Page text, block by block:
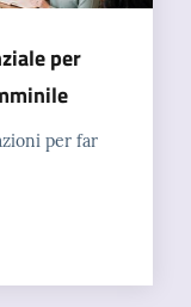
per
per far